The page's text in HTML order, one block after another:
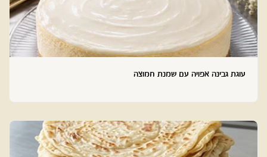
עוגת גבינה אפויה עם שמנת חמוצה